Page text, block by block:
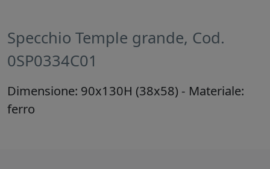
Specchio Temple grande, Cod.
0SP0334C01
Dimensione: 90x130H (38x58) - Materiale:
ferro